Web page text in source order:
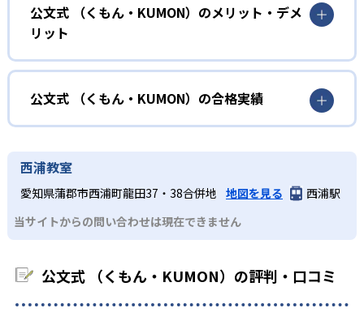
しさを経験できる。
ルステップで進んでいけるよう工夫されている。このスタ
イルは子どもの学習意欲をかき立てるため、教えてもらう
という受け身の姿勢ではなく、自ら進んで学ぶ姿勢を身に
つけられるだろう。
また、自学学習スタイルで学ぶ子どもたちは、自らの学習
課題に気がつくようになる。学年を超えた範囲も学習でき
03 フレキシブルな受講スタイル
KUMONでは、教室が開いている時間内であれば、何曜日に
い中高生にも通室しやすい。また、教室によっては自宅か
小学校に入る準備をしたい幼児向け
KUMONでは細かいステップに分かれた教材で、わかる楽し
さを経験しながら無理なく力を高めていける。
性格や学習への取り組み姿勢に合わせて内容も調整するた
め、小学校に入ってもつまずきにくい学力を身につけられ
るだろう。
中学に向けて苦手教科を克服したい子ども向け
KUMONでは経験豊富な先生が、子どものやる気を引き出せ
る。苦手な科目でも自分で解けた達成感を味わうことで、
少しずつ苦手意識を克服できるだろう。
中学生・高校生
部活や習い事と両立したい生徒向け
公文式 （くもん・KUMON）のメリット・デメ
リット
どんなメリットがある？
KUMONでは自学自習スタイルで勉強するため、集中力や目
標に向かって頑張りやり抜く力を育むことができる。ま
た、年齢や学年にとらわれずに自分の学力に相応したレベ
ルから学習できるため、難しすぎてやる気を損ねたり、簡
単すぎて退屈することもない。
どんなデメリットがある？
KUMONでは、中高生のクラスでも数学・英語・国語の3教
科に限られるため、その他の教科に関しては他塾を検討す
公文式 （くもん・KUMON）の合格実績
KUMONは、公式サイトでは合格実績は公開していない。志
わせたい。
西浦教室
愛知県蒲郡市西浦町龍田37・38合併地 地図を見る
西浦駅
当サイトからの問い合わせは現在できません
公文式 （くもん・KUMON）の評判・口コミ